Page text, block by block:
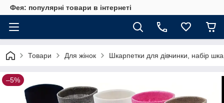
Фея: популярні товари в інтернеті
Товари Для жінок Шкарпетки для дівчинки, набір
–5%